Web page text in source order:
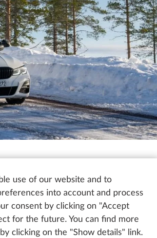
use of our website and to
into account and process
consent by clicking on "Accept
for the future. You can find more
clicking on the "Show details" link.
froid